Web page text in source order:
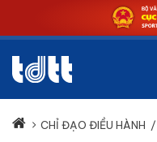
CHỈ ĐẠO ĐIỀU HÀNH /